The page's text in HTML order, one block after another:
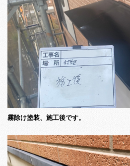
霧除け塗装、施工後です。